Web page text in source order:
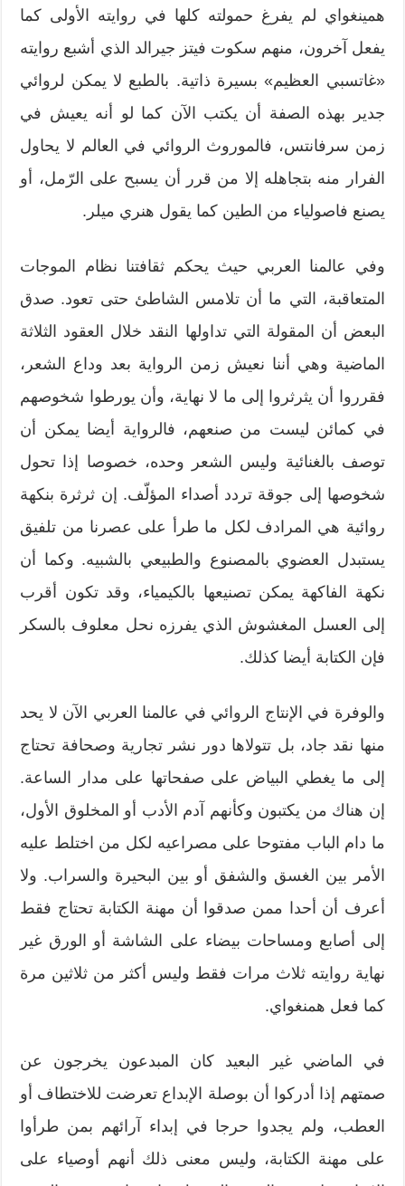
همينغواي لم يفرغ حمولته كلها في روايته الأولى كما
يفعل آخرون، منهم سكوت فيتز جيرالد الذي أشبع روايته
«غاتسبي العظيم» بسيرة ذاتية. بالطبع لا يمكن لروائي
جدير بهذه الصفة أن يكتب الآن كما لو أنه يعيش في
زمن سرفانتس، فالموروث الروائي في العالم لا يحاول
الفرار منه بتجاهله إلا من قرر أن يسبح على الرّمل، أو
يصنع فاصولياء من الطين كما يقول هنري ميلر.
وفي عالمنا العربي حيث يحكم ثقافتنا نظام الموجات
المتعاقبة، التي ما أن تلامس الشاطئ حتى تعود. صدق
البعض أن المقولة التي تداولها النقد خلال العقود الثلاثة
الماضية وهي أننا نعيش زمن الرواية بعد وداع الشعر،
فقرروا أن يثرثروا إلى ما لا نهاية، وأن يورطوا شخوصهم
في كمائن ليست من صنعهم، فالرواية أيضا يمكن أن
توصف بالغنائية وليس الشعر وحده، خصوصا إذا تحول
شخوصها إلى جوقة تردد أصداء المؤلّف. إن ثرثرة بنكهة
روائية هي المرادف لكل ما طرأ على عصرنا من تلفيق
يستبدل العضوي بالمصنوع والطبيعي بالشبيه. وكما أن
نكهة الفاكهة يمكن تصنيعها بالكيمياء، وقد تكون أقرب
إلى العسل المغشوش الذي يفرزه نحل معلوف بالسكر
فإن الكتابة أيضا كذلك.
والوفرة في الإنتاج الروائي في عالمنا العربي الآن لا يحد
منها نقد جاد، بل تتولاها دور نشر تجارية وصحافة تحتاج
إلى ما يغطي البياض على صفحاتها على مدار الساعة.
إن هناك من يكتبون وكأنهم آدم الأدب أو المخلوق الأول،
ما دام الباب مفتوحا على مصراعيه لكل من اختلط عليه
الأمر بين الغسق والشفق أو بين البحيرة والسراب. ولا
أعرف أن أحدا ممن صدقوا أن مهنة الكتابة تحتاج فقط
إلى أصابع ومساحات بيضاء على الشاشة أو الورق غير
نهاية روايته ثلاث مرات فقط وليس أكثر من ثلاثين مرة
كما فعل همنغواي.
في الماضي غير البعيد كان المبدعون يخرجون عن
صمتهم إذا أدركوا أن بوصلة الإبداع تعرضت للاختطاف أو
العطب، ولم يجدوا حرجا في إبداء آرائهم بمن طرأوا
على مهنة الكتابة، وليس معنى ذلك أنهم أوصياء على